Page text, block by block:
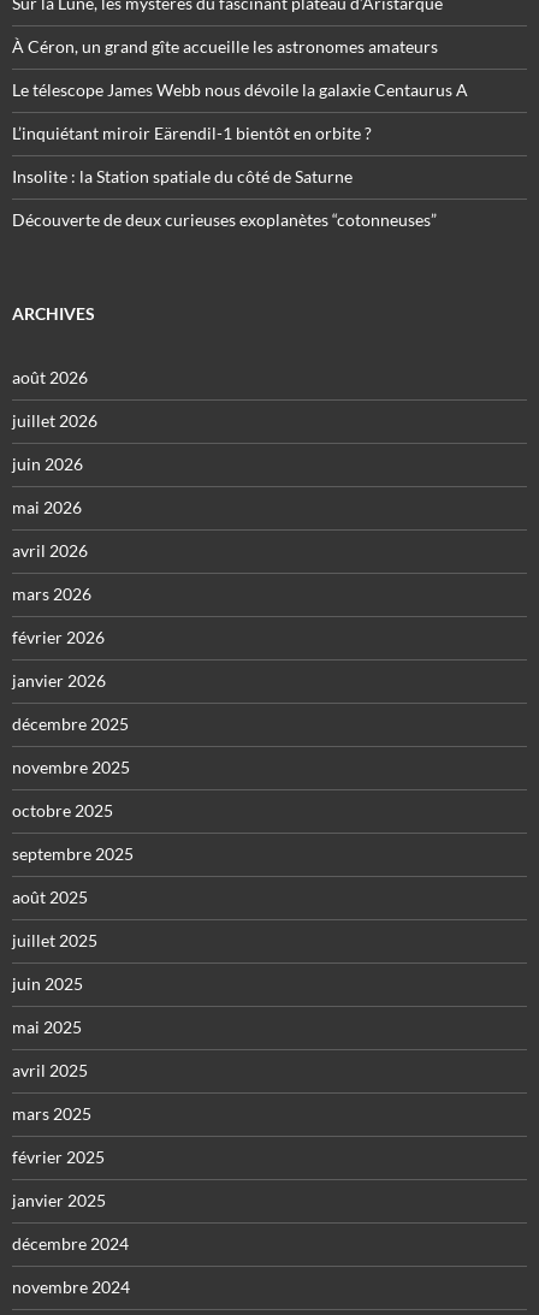
À Céron, un grand gîte accueille les astronomes amateurs
Le télescope James Webb nous dévoile la galaxie Centaurus A
L’inquiétant miroir Eärendil-1 bientôt en orbite ?
Insolite : la Station spatiale du côté de Saturne
Découverte de deux curieuses exoplanètes “cotonneuses”
ARCHIVES
août 2026
juillet 2026
juin 2026
mai 2026
avril 2026
mars 2026
février 2026
janvier 2026
décembre 2025
novembre 2025
octobre 2025
septembre 2025
août 2025
juillet 2025
juin 2025
mai 2025
avril 2025
mars 2025
février 2025
janvier 2025
décembre 2024
novembre 2024